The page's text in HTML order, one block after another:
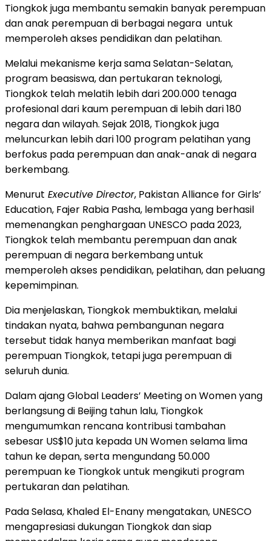
Tiongkok juga membantu semakin banyak perempuan
dan anak perempuan di berbagai negara untuk
memperoleh akses pendidikan dan pelatihan.
Melalui mekanisme kerja sama Selatan-Selatan,
program beasiswa, dan pertukaran teknologi,
Tiongkok telah melatih lebih dari 200.000 tenaga
profesional dari kaum perempuan di lebih dari 180
negara dan wilayah. Sejak 2018, Tiongkok juga
meluncurkan lebih dari 100 program pelatihan yang
berfokus pada perempuan dan anak-anak di negara
berkembang.
Menurut Executive Director, Pakistan Alliance for Girls’
Education, Fajer Rabia Pasha, lembaga yang berhasil
memenangkan penghargaan UNESCO pada 2023,
Tiongkok telah membantu perempuan dan anak
perempuan di negara berkembang untuk
memperoleh akses pendidikan, pelatihan, dan peluang
kepemimpinan.
Dia menjelaskan, Tiongkok membuktikan, melalui
tindakan nyata, bahwa pembangunan negara
tersebut tidak hanya memberikan manfaat bagi
perempuan Tiongkok, tetapi juga perempuan di
seluruh dunia.
Dalam ajang Global Leaders’ Meeting on Women yang
berlangsung di Beijing tahun lalu, Tiongkok
mengumumkan rencana kontribusi tambahan
sebesar US$10 juta kepada UN Women selama lima
tahun ke depan, serta mengundang 50.000
perempuan ke Tiongkok untuk mengikuti program
pertukaran dan pelatihan.
Pada Selasa, Khaled El-Enany mengatakan, UNESCO
mengapresiasi dukungan Tiongkok dan siap